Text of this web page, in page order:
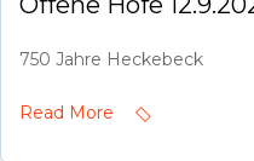
750 Jahre Heckebeck
Read More